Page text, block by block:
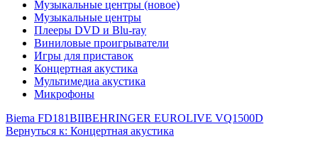
Музыкальные центры (новое)
Музыкальные центры
Плееры DVD и Blu-ray
Виниловые проигрыватели
Игры для приставок
Концертная акустика
Мультимедиа акустика
Микрофоны
Biema FD181BIIBEHRINGER EUROLIVE VQ1500D
Вернуться к: Концертная акустика